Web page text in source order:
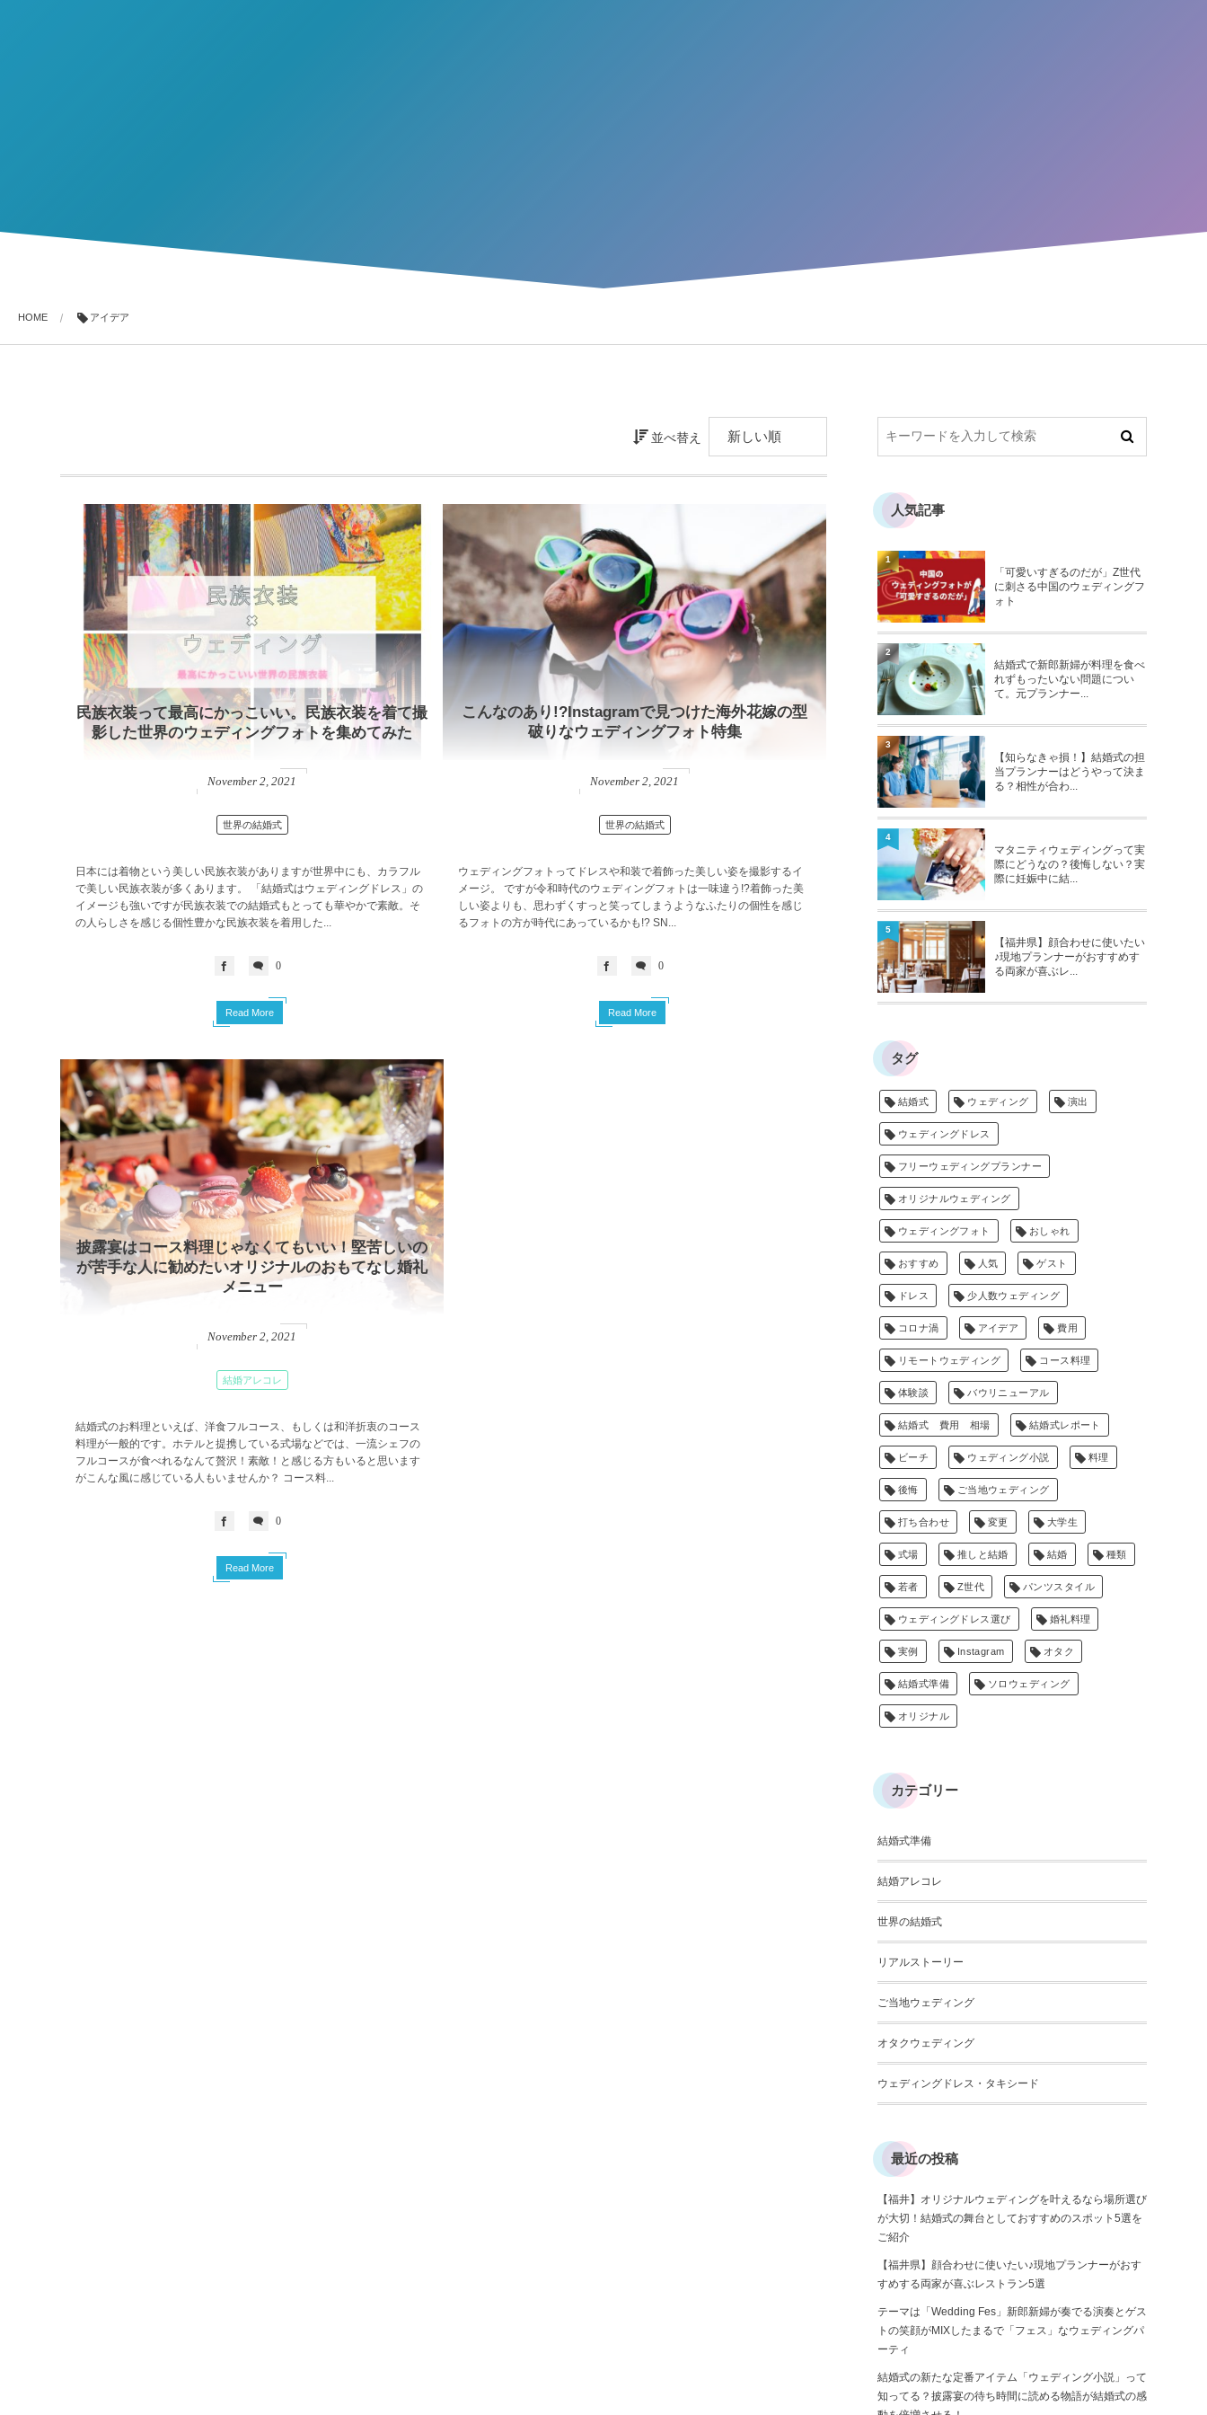
HOME アイデア
並べ替え
民族衣装って最高にかっこいい。民族衣装を着て撮
影した世界のウェディングフォトを集めてみた
November 2 ,2021
世界の結婚式
日本には着物という美しい民族衣装がありますが世界中にも、カラフル
で美しい民族衣装が多くあります。 「結婚式はウェディングドレス」の
イメージも強いですが民族衣装での結婚式もとっても華やかで素敵。そ
の人らしさを感じる個性豊かな民族衣装を着用した...
0
Read More
こんなのあり!?Instagramで見つけた海外花嫁の型
破りなウェディングフォト特集
November 2 ,2021
世界の結婚式
ウェディングフォトってドレスや和装で着飾った美しい姿を撮影するイ
メージ。 ですが令和時代のウェディングフォトは一味違う!?着飾った美
しい姿よりも、思わずくすっと笑ってしまうようなふたりの個性を感じ
るフォトの方が時代にあっているかも!? SN...
0
Read More
披露宴はコース料理じゃなくてもいい！堅苦しいの
が苦手な人に勧めたいオリジナルのおもてなし婚礼
メニュー
November 2 ,2021
結婚アレコレ
結婚式のお料理といえば、洋食フルコース、もしくは和洋折衷のコース
料理が一般的です。ホテルと提携している式場などでは、一流シェフの
フルコースが食べれるなんて贅沢！素敵！と感じる方もいると思います
がこんな風に感じている人もいませんか？ コース料...
0
Read More
人気記事
「可愛いすぎるのだが」Z世代
に刺さる中国のウェディングフ
ォト
1
結婚式で新郎新婦が料理を食べ
れずもったいない問題につい
て。元プランナー...
2
【知らなきゃ損！】結婚式の担
当プランナーはどうやって決ま
る？相性が合わ...
3
マタニティウェディングって実
際にどうなの？後悔しない？実
際に妊娠中に結...
4
【福井県】顔合わせに使いたい
♪現地プランナーがおすすめす
る両家が喜ぶレ...
5
タグ
結婚式 ウェディング 演出
ウェディングドレス
フリーウェディングプランナー
オリジナルウェディング
ウェディングフォト おしゃれ
おすすめ 人気 ゲスト
ドレス 少人数ウェディング
コロナ渦 アイデア 費用
リモートウェディング コース料理
体験談 バウリニューアル
結婚式 費用 相場 結婚式レポート
ビーチ ウェディング小説 料理
後悔 ご当地ウェディング
打ち合わせ 変更 大学生
式場 推しと結婚 結婚 種類
若者 Z世代 パンツスタイル
ウェディングドレス選び 婚礼料理
実例 Instagram オタク
結婚式準備 ソロウェディング
オリジナル
カテゴリー
結婚式準備
結婚アレコレ
世界の結婚式
リアルストーリー
ご当地ウェディング
オタクウェディング
ウェディングドレス・タキシード
最近の投稿
【福井】オリジナルウェディングを叶えるなら場所選び
が大切！結婚式の舞台としておすすめのスポット5選を
ご紹介
【福井県】顔合わせに使いたい♪現地プランナーがおす
すめする両家が喜ぶレストラン5選
テーマは「Wedding Fes」新郎新婦が奏でる演奏とゲス
トの笑顔がMIXしたまるで「フェス」なウェディングパ
ーティ
結婚式の新たな定番アイテム「ウェディング小説」って
知ってる？披露宴の待ち時間に読める物語が結婚式の感